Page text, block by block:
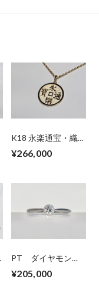
K18 永楽通宝・織
ネックレス(45cm)
¥266,000
PT ダイヤモンド
リング SE-ap
¥205,000